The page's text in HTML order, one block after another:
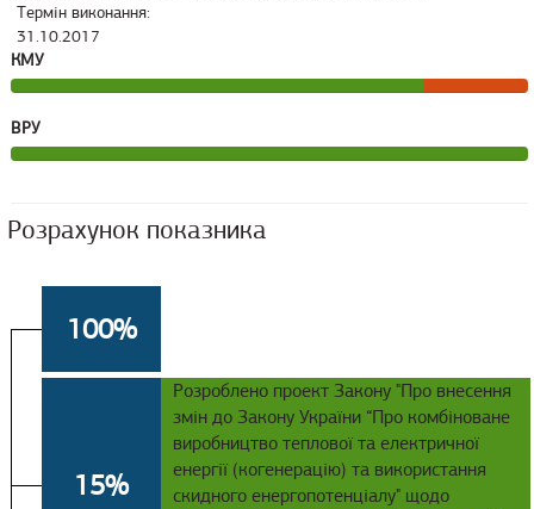
Термін виконання:
31.10.2017
КМУ
ВРУ
Розрахунок показника
100%
15%
Розроблено проект Закону "Про внесення
змін до Закону України “Про комбіноване
виробництво теплової та електричної
енергії (когенерацію) та використання
скидного енергопотенціалу" щодо